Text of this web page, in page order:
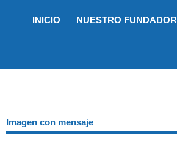
INICIO NUESTRO FUNDADOR
Imagen con mensaje